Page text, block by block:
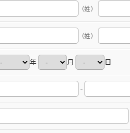
（姓）
（姓）
年 月 日
-